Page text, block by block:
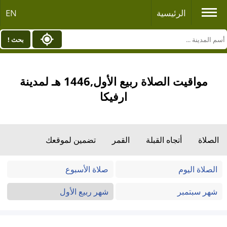
الرئيسية EN
بحث !
مواقيت الصلاة ربيع الأول,1446 هـ لمدينة
ارفيكا
الصلاة أتجاه القبلة القمر تضمين لموقعك
الصلاة اليوم
صلاة الأسبوع
شهر سبتمبر
شهر ربيع الأول